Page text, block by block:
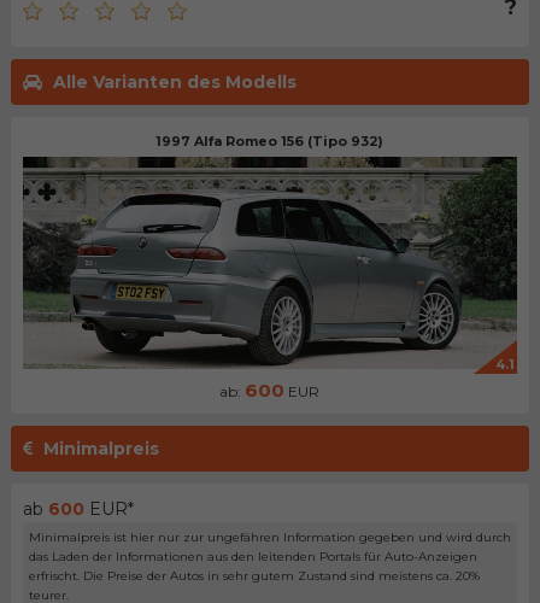
?
Alle Varianten des Modells
1997 Alfa Romeo 156 (Tipo 932)
4.1
ab: 600 EUR
Minimalpreis
ab 600 EUR*
Minimalpreis ist hier nur zur ungefähren Information gegeben und wird durch
das Laden der Informationen aus den leitenden Portals für Auto-Anzeigen
erfrischt. Die Preise der Autos in sehr gutem Zustand sind meistens ca. 20%
teurer.